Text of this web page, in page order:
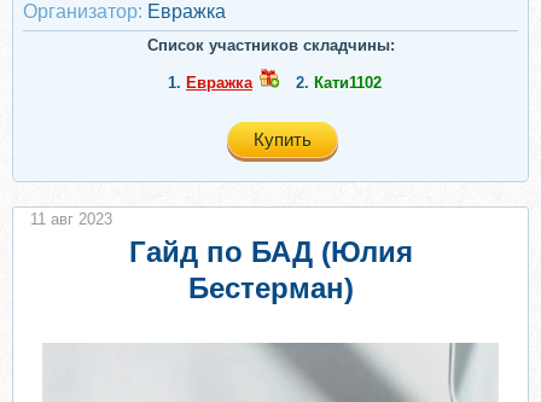
Организатор: Евражкa
Список участников складчины:
1. Евражкa 2. Кати1102
Купить
Гайд по БАД (Юлия
Бестерман)
11 авг 2023